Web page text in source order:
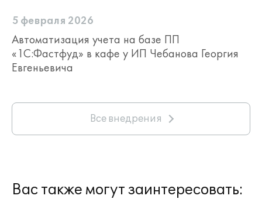
5 февраля 2026
Автоматизация учета на базе ПП
«1С:Фастфуд» в кафе у ИП Чебанова Георгия
Евгеньевича
Все внедрения
Вас также могут заинтересовать: